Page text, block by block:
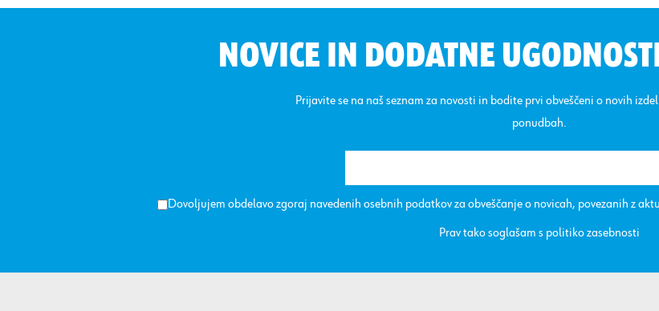
NOVICE IN DODATNE
Prijavite se na naš seznam za novosti in bodite prvi obveščeni o novih
ponudbah.
Dovoljujem obdelavo zgoraj navedenih osebnih podatkov za obveščanje o novicah, povezanih z
Prav tako soglašam s politiko zasebnosti